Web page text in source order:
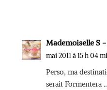
Mademoiselle S
mai 2011 à 15 h 04
Perso, ma
serait Formentera